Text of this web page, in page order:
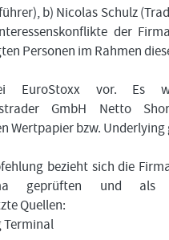
b) Nicolas Schulz
der
Personen im Rahmen
EuroStoxx vor. Es
GmbH Netto
Wertpapier bzw. Underlying
bezieht sich die
geprüften und als
Quellen:
Terminal